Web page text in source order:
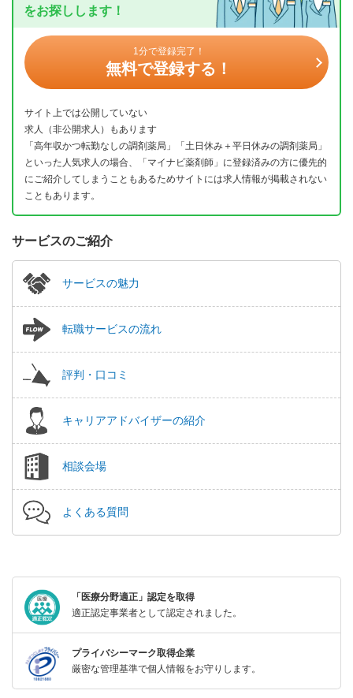
をお探しします！
1分で登録完了！
無料で登録する！
サイト上では公開していない
求人（非公開求人）もあります
「高年収かつ転勤なしの調剤薬局」「土日休み＋平日休みの調剤薬局」
といった人気求人の場合、「マイナビ薬剤師」に登録済みの方に優先的
にご紹介してしまうこともあるためサイトには求人情報が掲載されない
こともあります。
サービスのご紹介
サービスの魅力
転職サービスの流れ
評判・口コミ
キャリアアドバイザーの紹介
相談会場
よくある質問
「医療分野適正」認定を取得
適正認定事業者として認定されました。
プライバシーマーク取得企業
厳密な管理基準で個人情報をお守りします。